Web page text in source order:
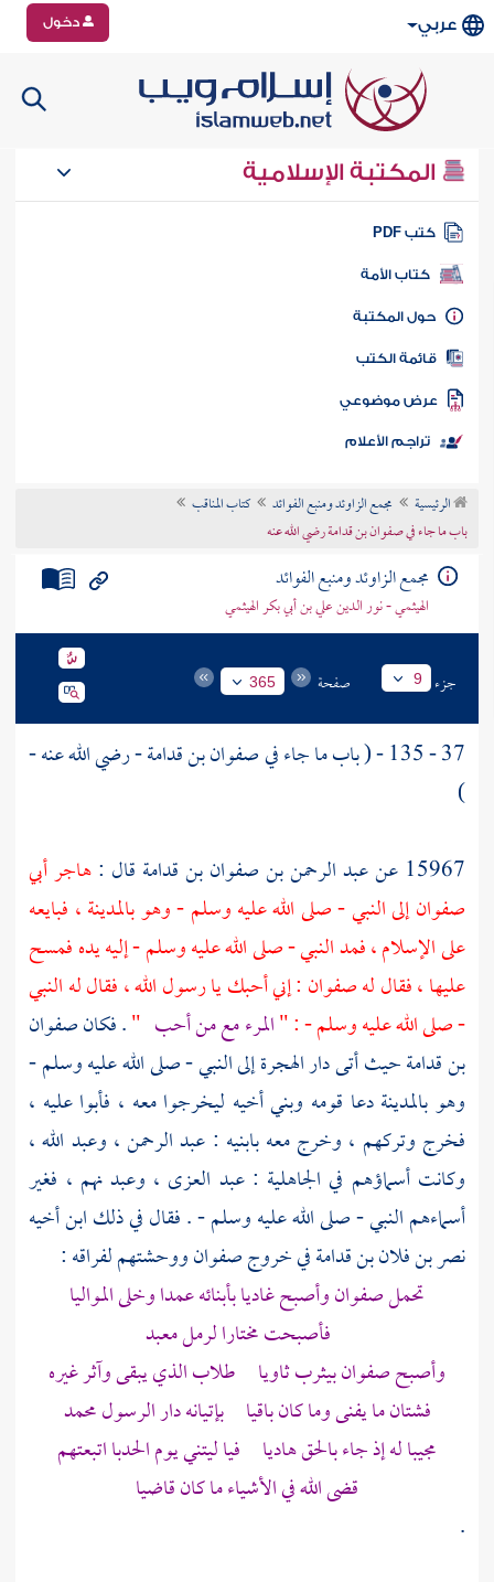
عربي دخول
المكتبة الإسلامية
كتب PDF
كتاب الأمة
المكتبة
الكتب
موضوعي
تراجم الأعلام
الرئيسية مجمع الزاوئد ومنبع الفوائد
كتاب المناقب
باب ما جاء في صفوان بن قدامة رضي الله عنه
مجمع الزاوئد ومنبع الفوائد
الهيثمي - نور الدين علي بن أبي بكر الهيثمي
جزء 9 صفحة 365
37 - 135 - ( باب ما جاء في صفوان بن قدامة- رضي الله عنه -
)
15967 عن
عبد الرحمن بن صفوان بن قدامة قال :هاجر أبي
صفوانإلى النبي - صلى الله عليه وسلم - وهوبالمدينة، فبايعه
على الإسلام ، فمد النبي - صلى الله عليه وسلم - إليه يده فمسح
عليها ، فقال لهصفوان : إني أحبك يا رسول الله ، فقال له النبي
- صلى الله عليه وسلم - : "المرء مع من أحب ". فكانصفوان
بن قدامةحيث أتىدار الهجرةإلى النبي - صلى الله عليه وسلم -
وهوبالمدينةدعا قومه وبني أخيه ليخرجوا معه ، فأبوا عليه ،
فخرج وتركهم ، وخرج معه بابنيه : عبد الرحمن، وعبد الله،
وكانت أسماؤهم في الجاهلية :عبد العزى ، وعبد نهم ، فغير
أسماءهم النبي - صلى الله عليه وسلم - . فقال في ذلك ابن أخيه
نصر بن فلان بن قدامةفي خروجصفوانووحشتهم لفراقه :
تحملصفوانوأصبح غاديا بأبنائه عمدا وخلى المواليا
فأصبحت مختارا لرمل معبد
وأصبح صفوانبيثربثاويا طلاب الذي يبقى وآثر غيره
فشتان ما يفنى وما كان باقيا بإتيانه دار الرسولمحمد
مجيبا له إذ جاء بالحق هاديا فيا ليتني يوم الحدبا اتبعتهم
قضى الله في الأشياء ما كان قاضيا
.